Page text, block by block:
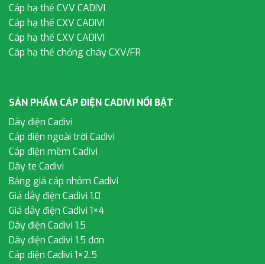
Cáp hạ thế CVV CADIVI
Cáp hạ thế CXV CADIVI
Cáp hạ thế CXV CADIVI
Cáp hạ thế chống cháy CXV/FR
SẢN PHẨM CÁP ĐIỆN CADIVI NỔI BẬT
Dây điện Cadivi
Cáp điện ngoài trời Cadivi
Cáp điện mềm Cadivi
Dây te Cadivi
Bảng giá cáp nhôm Cadivi
Giá dây điện Cadivi 1.0
Giá dây điện Cadivi 1×4
Dây điện Cadivi 1.5
Dây điện Cadivi 1.5 đơn
Cáp điện Cadivi 1×2.5